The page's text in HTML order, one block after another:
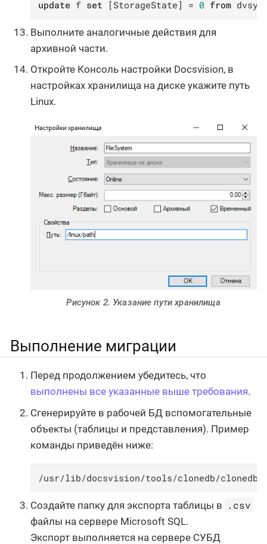
update f set [StorageState] = 0 from
Выполните аналогичные действия для
архивной части.
Откройте Консоль настройки Docsvision, в
настройках хранилища на диске укажите путь
Linux.
Рисунок 2. Указание пути хранилища
Выполнение миграции
Перед продолжением убедитесь, что
выполнены все указанные выше требования.
Сгенерируйте в рабочей БД вспомогательные
объекты (таблицы и представления). Пример
команды приведён ниже:
/usr/lib/docsvision/tools/clonedb/
Создайте папку для экспорта таблицы в .csv
файлы на сервере Microsoft SQL.
Экспорт выполняется на сервере СУБД